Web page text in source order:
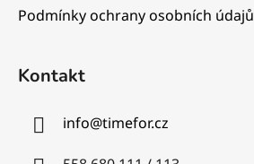
Podmínky ochrany osobních údajů
Kontakt
info@timefor.cz